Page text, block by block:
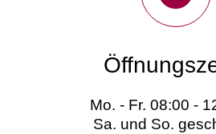
Mo. - Fr. 08:00 -
Sa. und So.